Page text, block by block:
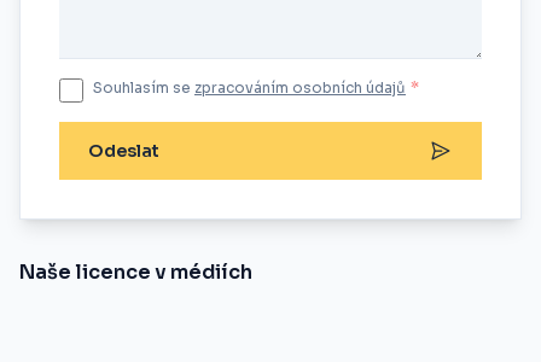
Souhlasím se zpracováním osobních údajů *
Odeslat
Naše licence v médiích